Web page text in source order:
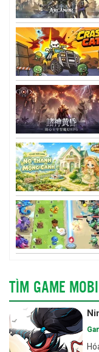
TÌM GAME